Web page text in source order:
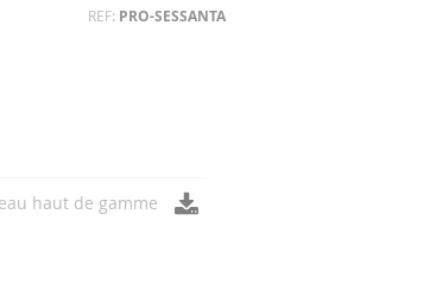
REF PRO-SESSANTA
haut de gamme